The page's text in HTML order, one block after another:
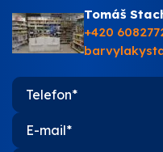
Tomáš
+420